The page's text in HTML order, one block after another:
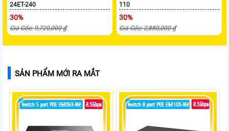
24ET-240
30%
Giá Gốc: 9,720,000 ₫
110
30%
Giá Gốc: 2,880,000 ₫
SẢN PHẨM MỚI RA MẮT